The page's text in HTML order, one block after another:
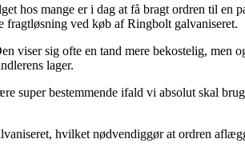
hos mange er i dag at få bragt ordren til en
fragtløsning ved køb af Ringbolt galvaniseret.
sig ofte en tand mere bekostelig, men
lager.
bestemmende ifald vi absolut skal
hvilket nødvendiggør at ordren